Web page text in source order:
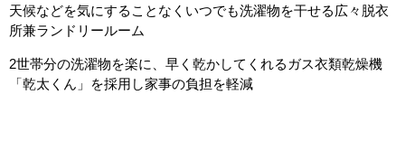
天候などを気にすることなくいつでも洗濯物を干せる広々脱衣
所兼ランドリールーム
2世帯分の洗濯物を楽に、早く乾かしてくれるガス衣類乾燥機
「乾太くん」を採用し家事の負担を軽減